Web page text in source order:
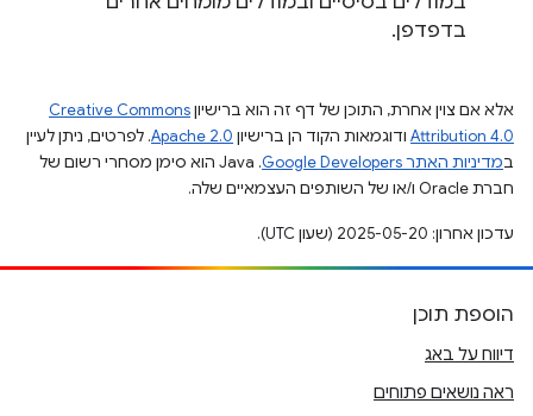
בדפדפן.
אלא אם צוין אחרת, התוכן של דף זה הוא ברישיוןCreative Commons
Attribution 4.0 ודוגמאות הקוד הן ברישיון Apache 2.0. לפרטים, ניתן לעיין
במדיניות האתר Google Developers‏
.‏ Java הוא סימן מסחרי רשום של
חברת Oracle ו/או של השותפים העצמאיים שלה.
עדכון אחרון: 2025-05-20 (שעון UTC).
הוספת תוכן
דיווח על באג
ראה נושאים פתוחים